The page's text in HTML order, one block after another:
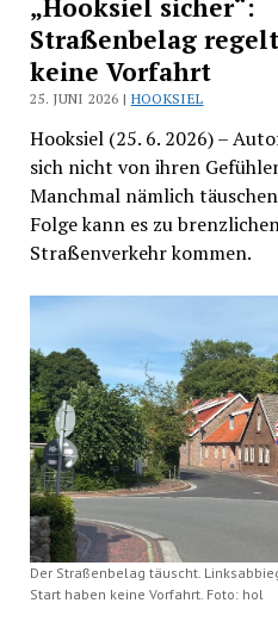
„Hooksiel sicher“:
Straßenbelag regelt
keine Vorfahrt
25. JUNI 2026 | HOOKSIEL
Hooksiel (25. 6. 2026) –
sich nicht von ihren
Manchmal nämlich
Folge kann es zu
Straßenverkehr kommen.
Der Straßenbelag täuscht.
Start haben keine Vorfahrt. Foto: hol